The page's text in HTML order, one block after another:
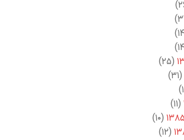
(۲۵)
(۳۱)
(۱۱)
(۱۰)
(۱۲)